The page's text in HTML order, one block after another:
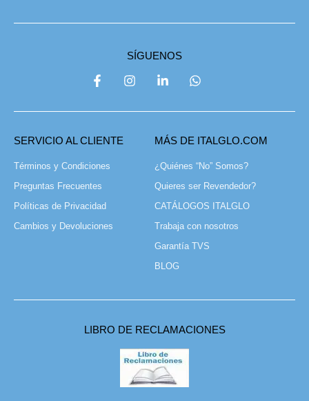
SÍGUENOS
SERVICIO AL CLIENTE
Términos y Condiciones
Preguntas Frecuentes
Políticas de Privacidad
Cambios y Devoluciones
MÁS DE ITALGLO.COM
¿Quiénes “No” Somos?
Quieres ser Revendedor?
CATÁLOGOS ITALGLO
Trabaja con nosotros
Garantía TVS
BLOG
LIBRO DE RECLAMACIONES